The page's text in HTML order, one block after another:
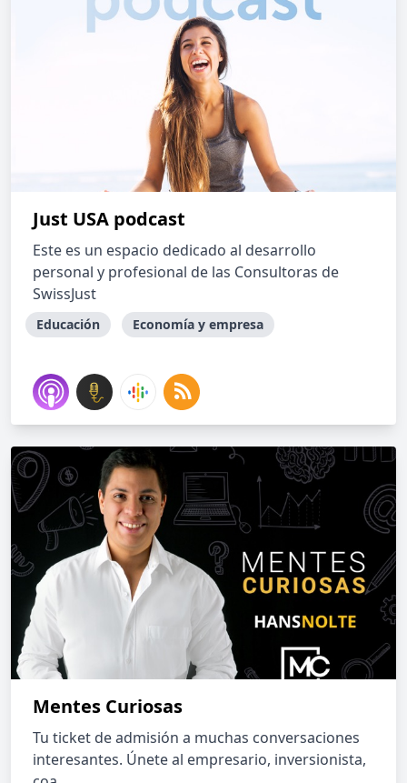
Just USA podcast
Este es un espacio dedicado al desarrollo
personal y profesional de las Consultoras de
SwissJust
Educación Economía y empresa
Mentes Curiosas
Tu ticket de admisión a muchas conversaciones
interesantes. Únete al empresario, inversionista,